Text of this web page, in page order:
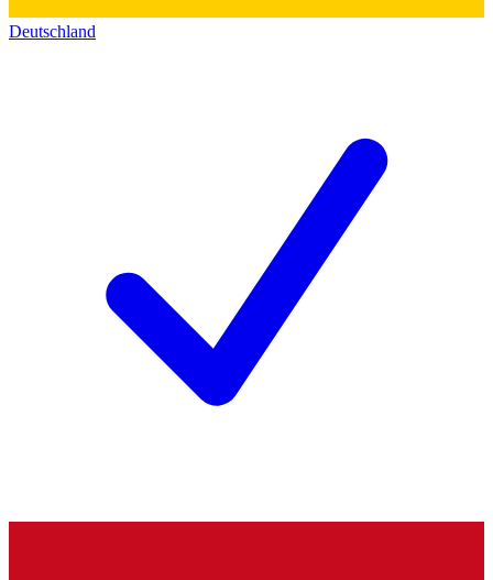
Deutschland